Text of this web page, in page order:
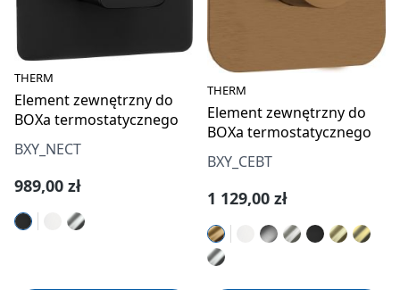
THERM
Element zewnętrzny do
BOXa termostatycznego
BXY_NECT
Cena regularna:
989,00 zł
THERM
Element zewnętrzny do
BOXa termostatycznego
BXY_CEBT
Cena regularna:
1 129,00 zł